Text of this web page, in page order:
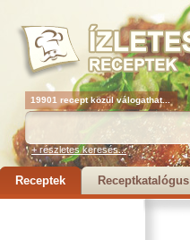
19901 recept közül válogathat...
+ részletes keresés...
Receptek Receptkatalógus